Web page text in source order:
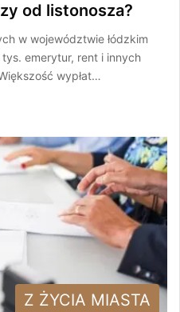
od listonosza?
w województwie łódzkim
emerytur, rent i innych
wypłat…
Z ŻYCIA MIASTA